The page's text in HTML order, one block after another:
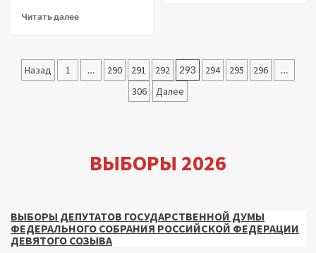
Читать далее
Пагинация
Назад 1 … 290 291 292 293 294 295 296 …
306 Далее
ВЫБОРЫ 2026
ВЫБОРЫ ДЕПУТАТОВ ГОСУДАРСТВЕННОЙ ДУМЫ
ФЕДЕРАЛЬНОГО СОБРАНИЯ РОССИЙСКОЙ ФЕДЕРАЦИИ
ДЕВЯТОГО СОЗЫВА